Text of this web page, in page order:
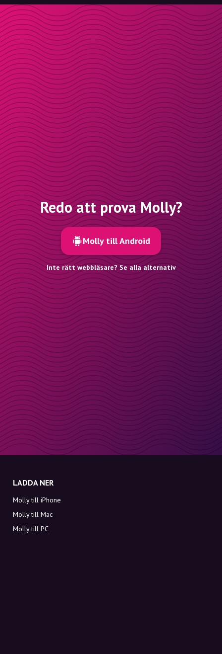
Redo att prova Molly?
Molly till Android
Inte rätt webbläsare? Se alla alternativ
LADDA NER
Molly till iPhone
Molly till Mac
Molly till PC